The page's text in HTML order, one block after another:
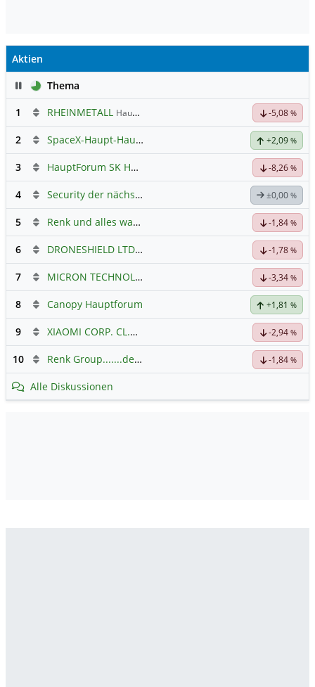
Aktien
PauseThema
1
RHEINMETALL Hauptdiskussion -5,08 %
2 SpaceX-Haupt-Hauptforum +2,09 %
3 HauptForum SK HYNIC -8,26 %
4 Security der nächsten Generation ±0,00 %
5 Renk und alles was dazugehört -1,84 %
6 DRONESHIELD LTDHauptdiskussion -1,78 %
7 MICRON TECHNOLOGY -3,34 %
8 Canopy Hauptforum +1,81 %
9 XIAOMI CORP. CL.B -2,94 %
10 Renk Group.......der Weg zum Erfolg -1,84 %
Alle Diskussionen